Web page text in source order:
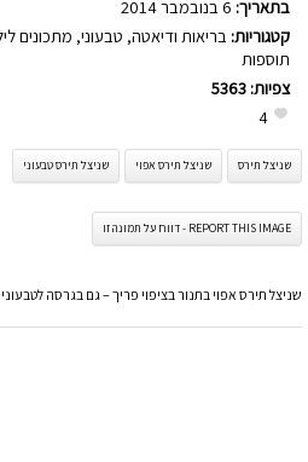
בתאריך:
קטגוריות: בריאות ודיאטה, טבעוני, מתכונים
תוספות
צפיות: 5363
4
שניצל תירס שניצל תירס אפוי שניצל תירס טבעוני
REPORT THIS IMAGE - דווח על תמונה זו
שניצל תירס אפוי בתנור בציפוי פריך – גם בגרסה